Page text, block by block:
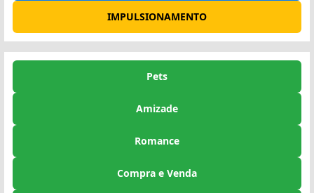
IMPULSIONAMENTO
Pets
Amizade
Romance
Compra e Venda